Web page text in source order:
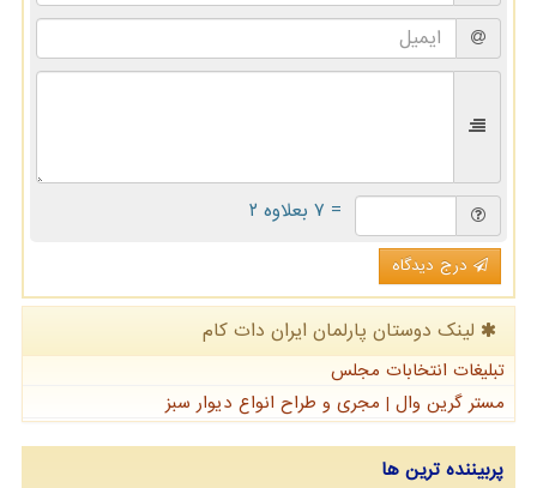
= ۷ بعلاوه ۲
درج دیدگاه
لینک دوستان پارلمان ایران دات كام
تبلیغات انتخابات مجلس
مستر گرین وال | مجری و طراح انواع دیوار سبز
پربیننده ترین ها